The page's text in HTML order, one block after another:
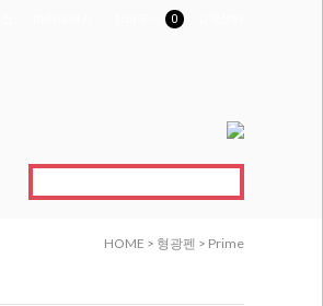
0
HOME > 형광펜 > Prime